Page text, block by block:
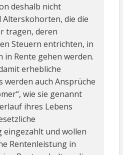
deshalb nicht
die die
tragen, deren
Steuern entrichten, in
in Rente gehen werden.
erhebliche
werden auch Ansprüche
wie sie genannt
ihres Lebens
eingezahlt und wollen
Rentenleistung in